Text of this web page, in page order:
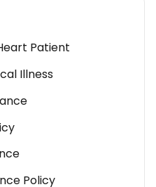
Patient
Illness
Policy